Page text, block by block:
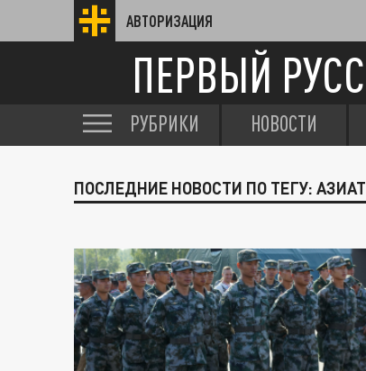
АВТОРИЗАЦИЯ
ПЕРВЫЙ
РУБРИКИ НОВОСТИ
ПОСЛЕДНИЕ НОВОСТИ ПО ТЕГУ: